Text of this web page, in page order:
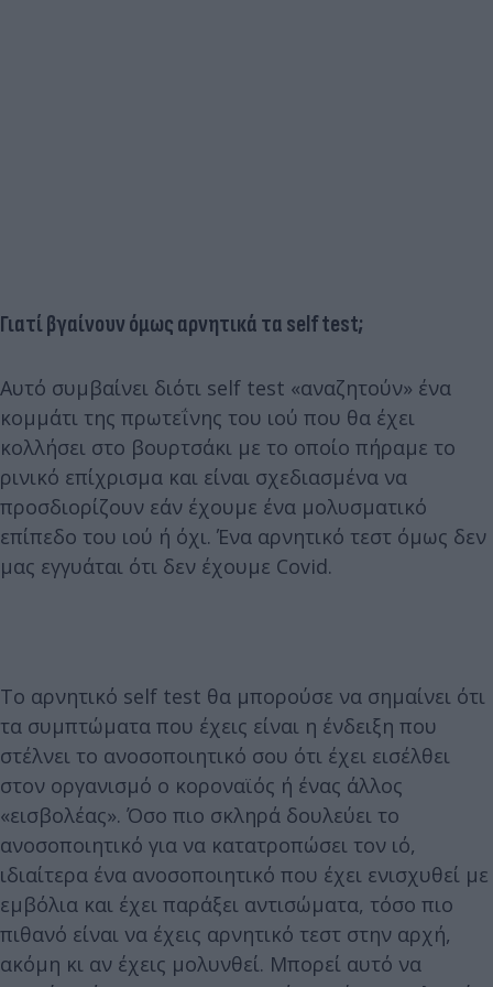
Γιατί βγαίνουν όμως αρνητικά τα self test;
Αυτό συμβαίνει διότι self test «αναζητούν» ένα
κομμάτι της πρωτεΐνης του ιού που θα έχει
κολλήσει στο βουρτσάκι με το οποίο πήραμε το
ρινικό επίχρισμα και είναι σχεδιασμένα να
προσδιορίζουν εάν έχουμε ένα μολυσματικό
επίπεδο του ιού ή όχι. Ένα αρνητικό τεστ όμως δεν
μας εγγυάται ότι δεν έχουμε Covid.
Το αρνητικό self test θα μπορούσε να σημαίνει ότι
τα συμπτώματα που έχεις είναι η ένδειξη που
στέλνει το ανοσοποιητικό σου ότι έχει εισέλθει
στον οργανισμό ο κοροναϊός ή ένας άλλος
«εισβολέας». Όσο πιο σκληρά δουλεύει το
ανοσοποιητικό για να κατατροπώσει τον ιό,
ιδιαίτερα ένα ανοσοποιητικό που έχει ενισχυθεί με
εμβόλια και έχει παράξει αντισώματα, τόσο πιο
πιθανό είναι να έχεις αρνητικό τεστ στην αρχή,
ακόμη κι αν έχεις μολυνθεί. Μπορεί αυτό να